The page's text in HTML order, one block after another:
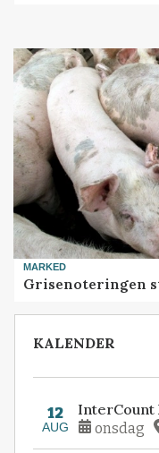
MARKED
Grisenoteringen
KALENDER
12
AUG
InterCount
onsdag